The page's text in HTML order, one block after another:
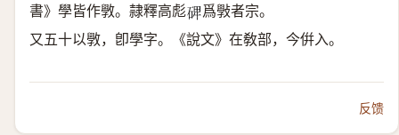
書》學皆作斆。隷釋高彪𥓓 爲斅者宗。
又五十以斆，卽學字。《說文》在敎部，今倂入。
反馈